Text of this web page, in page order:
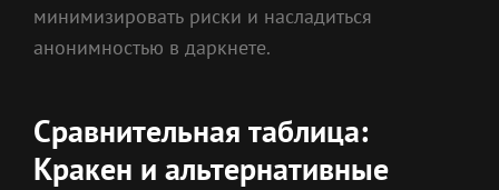
минимизировать риски и насладиться
анонимностью в даркнете.
Сравнительная таблица:
Кракен и альтернативные